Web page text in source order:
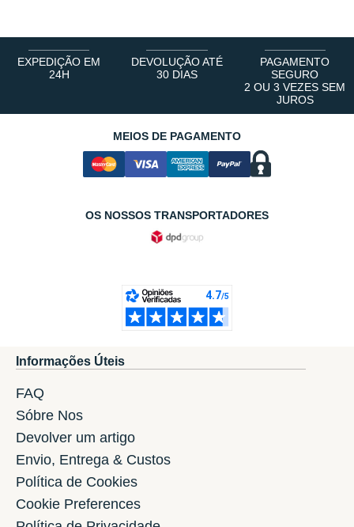
EXPEDIÇÃO EM
24H
DEVOLUÇÃO ATÉ
30 DIAS
PAGAMENTO
SEGURO
2 OU 3 VEZES SEM
JUROS
MEIOS DE PAGAMENTO
OS NOSSOS TRANSPORTADORES
Informações Úteis
FAQ
Sóbre Nos
Devolver um artigo
Envio, Entrega & Custos
Política de Cookies
Cookie Preferences